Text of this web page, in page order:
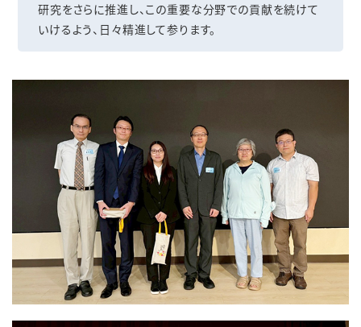
研究をさらに推進し、この重要な分野での貢献を続けて
いけるよう、日々精進して参ります。